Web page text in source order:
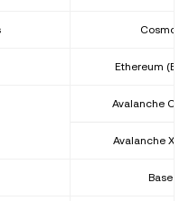
Cosmos
Ethereum
Avalanche C-
Avalanche X-
Base